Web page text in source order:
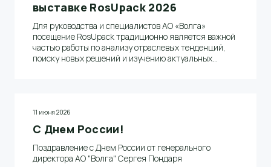
выставке RosUpack 2026
Для руководства и специалистов АО «Волга»
посещение RosUpack традиционно является важной
частью работы по анализу отраслевых тенденций,
поиску новых решений и изучению актуальных
11 июня 2026
С Днем России!
Поздравление с Днем России от генерального
директора АО "Волга" Сергея Пондаря